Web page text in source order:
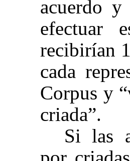
acuerdo
efectuar
recibirían
cada
Corpus y
criada”.
Si las